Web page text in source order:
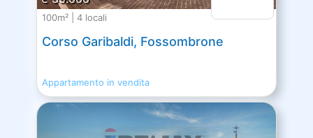
100m² | 4 locali
Corso Garibaldi, Fossombrone
Appartamento in vendita